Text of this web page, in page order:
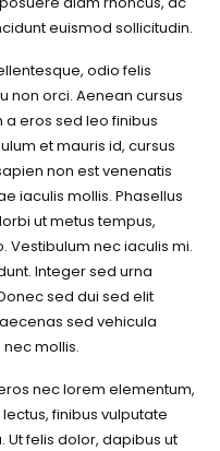
euismod sollicitudin.
odio felis
non orci. Aenean cursus
a eros sed leo finibus
et mauris id, cursus
non est venenatis
iaculis mollis. Phasellus
ut metus tempus,
Vestibulum nec iaculis mi.
Integer sed urna
sed dui sed elit
sed vehicula
mollis.
nec lorem elementum,
finibus vulputate
Ut felis dolor, dapibus ut